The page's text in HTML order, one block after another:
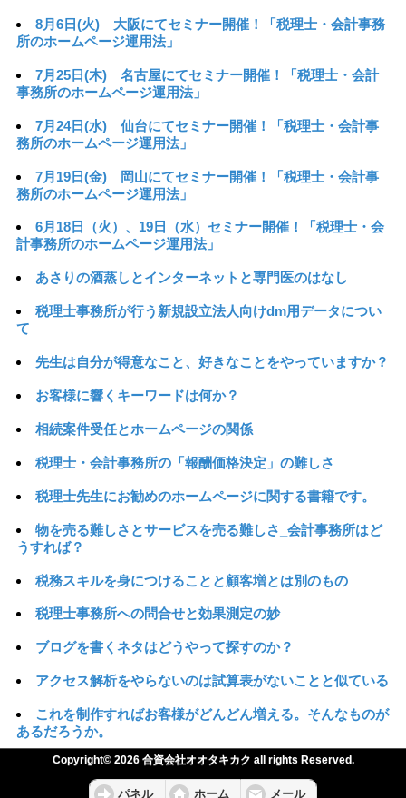
8月6日(火) 大阪にてセミナー開催！「税理士・会計事務
所のホームページ運用法」
7月25日(木) 名古屋にてセミナー開催！「税理士・会計
事務所のホームページ運用法」
7月24日(水) 仙台にてセミナー開催！「税理士・会計事
務所のホームページ運用法」
7月19日(金) 岡山にてセミナー開催！「税理士・会計事
務所のホームページ運用法」
6月18日（火）、19日（水）セミナー開催！「税理士・会
計事務所のホームページ運用法」
あさりの酒蒸しとインターネットと専門医のはなし
税理士事務所が行う新規設立法人向けdm用データについ
て
先生は自分が得意なこと、好きなことをやっていますか？
お客様に響くキーワードは何か？
相続案件受任とホームページの関係
税理士・会計事務所の「報酬価格決定」の難しさ
税理士先生にお勧めのホームページに関する書籍です。
物を売る難しさとサービスを売る難しさ_会計事務所はど
うすれば？
税務スキルを身につけることと顧客増とは別のもの
税理士事務所への問合せと効果測定の妙
ブログを書くネタはどうやって探すのか？
アクセス解析をやらないのは試算表がないことと似ている
これを制作すればお客様がどんどん増える。そんなものが
あるだろうか。
Copyright© 2026 合資会社オオタキカク all rights Reserved.
パネル ホーム メール